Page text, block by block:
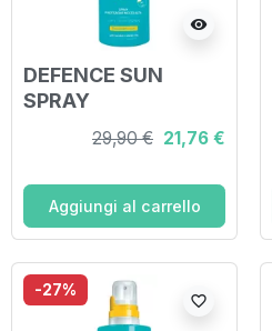
visibility
DEFENCE SUN
SPRAY
TRANSPARENT
TOUCH 50+ 200 ML
29,90 € 21,76 €
Aggiungi al carrello
-27%
favorite_border